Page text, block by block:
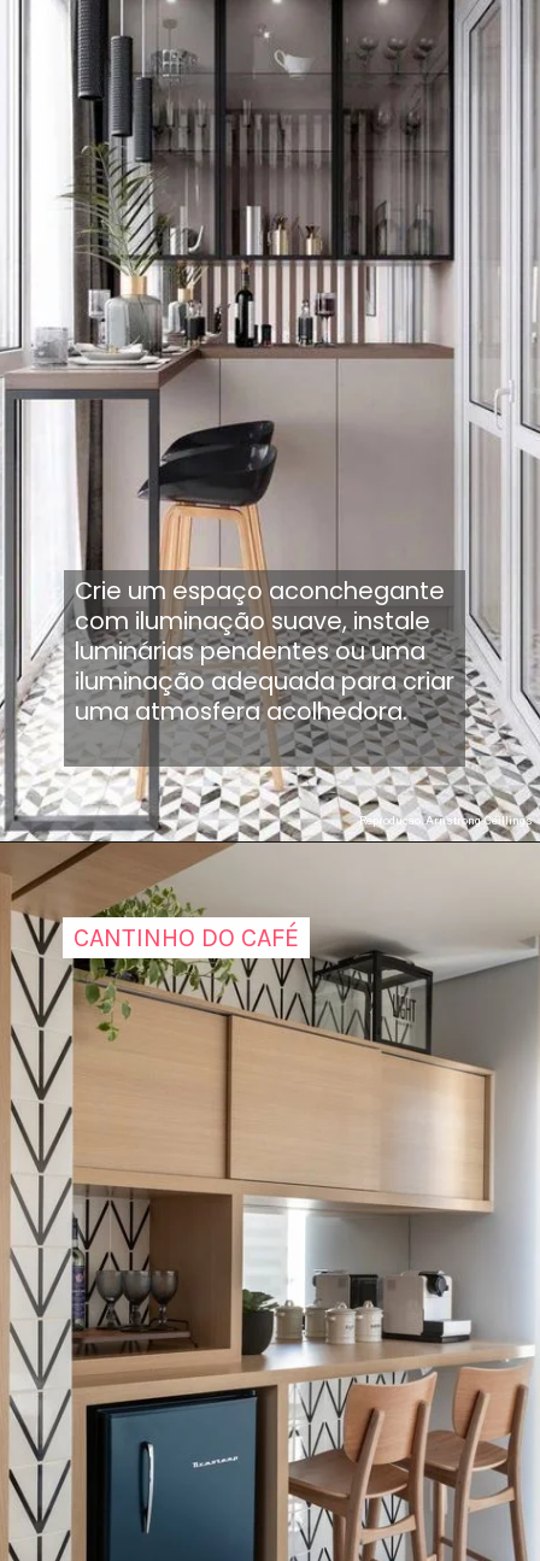
Crie um espaço aconchegante
com iluminação suave, instale
luminárias pendentes ou uma
iluminação adequada para criar
uma atmosfera acolhedora.
Reproduçao: Arnstrong Ceillings
CANTINHO DO CAFÉ
CANTINHO DO CAFÉ